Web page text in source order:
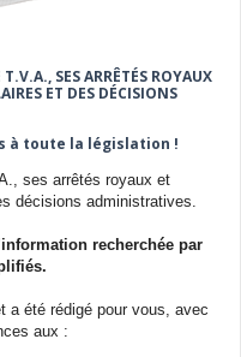
SES ARRÊTÉS ROYAUX
ET DES DÉCISIONS
à toute la législation !
ses arrêtés royaux et
décisions administratives.
recherchée par
a été rédigé pour vous, avec
aux :